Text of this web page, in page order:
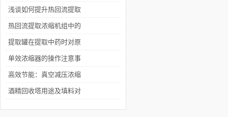
混合
超声波辅助加热和迅速冷
却的方法
浅谈如何提升热回流提取
浓缩机组的效率
热回流提取浓缩机组中的
热回流提取技术巨大优势
提取罐在提取中药时对原
料要求严格
单效浓缩器的操作注意事
项
高效节能：真空减压浓缩
罐在生物制药中的创新应
酒精回收塔用途及填料对